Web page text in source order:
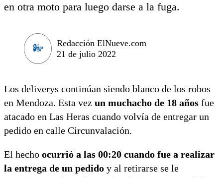
en otra moto para luego darse a la fuga.
Redacción ElNueve.com
21 de julio 2022
Los deliverys continúan siendo blanco de los robos
en Mendoza. Esta vez un muchacho de 18 años fue
atacado en Las Heras cuando volvía de entregar un
pedido en calle Circunvalación.
El hecho ocurrió a las 00:20 cuando fue a realizar
la entrega de un pedido y al retirarse se le